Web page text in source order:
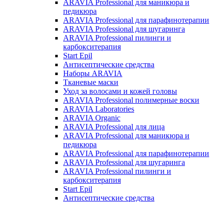
ARAVIA Professional для маникюра и
педикюра
ARAVIA Professional для парафинотерапии
ARAVIA Professional для шугаринга
ARAVIA Professional пилинги и
карбокситерапия
Start Epil
Антисептические средства
Наборы ARAVIA
Тканевые маски
Уход за волосами и кожей головы
ARAVIA Professional полимерные воски
ARAVIA Laboratories
ARAVIA Organic
ARAVIA Professional для лица
ARAVIA Professional для маникюра и
педикюра
ARAVIA Professional для парафинотерапии
ARAVIA Professional для шугаринга
ARAVIA Professional пилинги и
карбокситерапия
Start Epil
Антисептические средства